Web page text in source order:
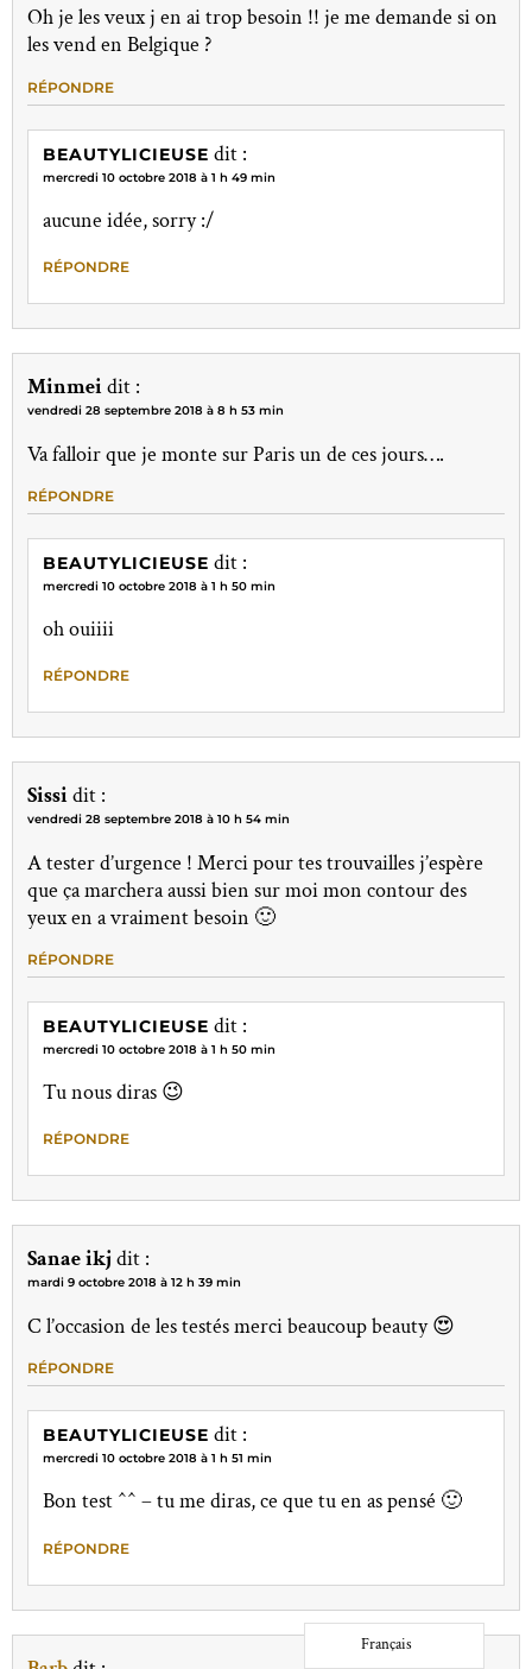
Oh je les veux j en ai trop besoin !! je me demande si on
les vend en Belgique ?
RÉPONDRE
BEAUTYLICIEUSE dit :
mercredi 10 octobre 2018 à 1 h 49 min
aucune idée, sorry :/
RÉPONDRE
Minmeidit :
vendredi 28 septembre 2018 à 8 h 53 min
Va falloir que je monte sur Paris un de ces jours….
RÉPONDRE
BEAUTYLICIEUSE dit :
mercredi 10 octobre 2018 à 1 h 50 min
oh ouiiii
RÉPONDRE
Sissidit :
vendredi 28 septembre 2018 à 10 h 54 min
A tester d’urgence ! Merci pour tes trouvailles j’espère
que ça marchera aussi bien sur moi mon contour des
yeux en a vraiment besoin 🙂
RÉPONDRE
BEAUTYLICIEUSE dit :
mercredi 10 octobre 2018 à 1 h 50 min
Tu nous diras 😉
RÉPONDRE
Sanae ikj dit :
mardi 9 octobre 2018 à 12 h 39 min
C l’occasion de les testés merci beaucoup beauty 😍
RÉPONDRE
BEAUTYLICIEUSE dit :
mercredi 10 octobre 2018 à 1 h 51 min
Bon test ^^ – tu me diras, ce que tu en as pensé 🙂
RÉPONDRE
Français